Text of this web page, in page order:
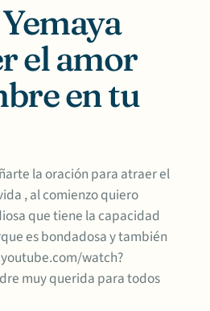
el amor
en tu
la oración para atraer el
, al comienzo quiero
que tiene la capacidad
es bondadosa y también
watch?
muy querida para todos